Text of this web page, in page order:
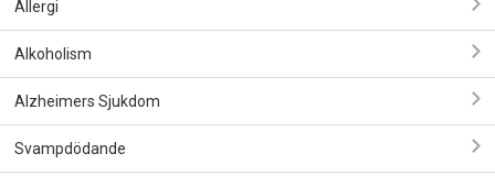
Allergi
Alkoholism
Alzheimers Sjukdom
Svampdödande